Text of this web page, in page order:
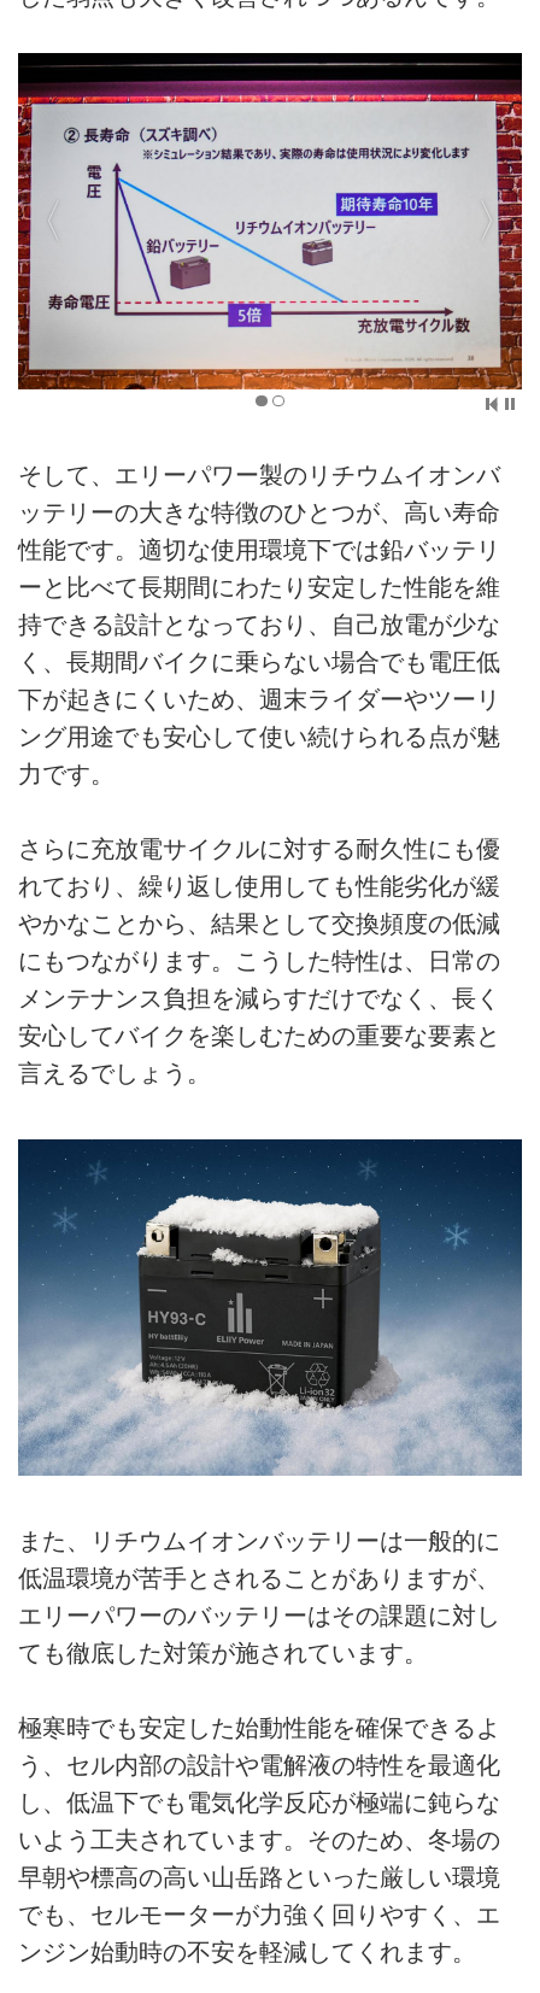
そして、エリーパワー製のリチウムイオンバ
ッテリーの大きな特徴のひとつが、高い寿命
性能です。適切な使用環境下では鉛バッテリ
ーと比べて長期間にわたり安定した性能を維
持できる設計となっており、自己放電が少な
く、長期間バイクに乗らない場合でも電圧低
下が起きにくいため、週末ライダーやツーリ
ング用途でも安心して使い続けられる点が魅
力です。
さらに充放電サイクルに対する耐久性にも優
れており、繰り返し使用しても性能劣化が緩
やかなことから、結果として交換頻度の低減
にもつながります。こうした特性は、日常の
メンテナンス負担を減らすだけでなく、長く
安心してバイクを楽しむための重要な要素と
言えるでしょう。
また、リチウムイオンバッテリーは一般的に
低温環境が苦手とされることがありますが、
エリーパワーのバッテリーはその課題に対し
ても徹底した対策が施されています。
極寒時でも安定した始動性能を確保できるよ
う、セル内部の設計や電解液の特性を最適化
し、低温下でも電気化学反応が極端に鈍らな
いよう工夫されています。そのため、冬場の
早朝や標高の高い山岳路といった厳しい環境
でも、セルモーターが力強く回りやすく、エ
ンジン始動時の不安を軽減してくれます。